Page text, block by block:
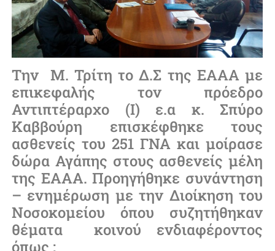
Την Μ. Τρίτη το Δ.Σ της ΕΑΑΑ με
επικεφαλής τον πρόεδρο
Αντιπτέραρχο (Ι) ε.α κ. Σπύρο
Καββούρη επισκέφθηκε τους
ασθενείς του 251 ΓΝΑ και μοίρασε
δώρα Αγάπης στους ασθενείς μέλη
της ΕΑΑΑ. Προηγήθηκε συνάντηση
– ενημέρωση με την Διοίκηση του
Νοσοκομείου όπου συζητήθηκαν
θέματα κοινού ενδιαφέροντος
όπως :